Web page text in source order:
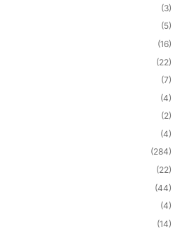
(3)
(5)
(16)
(22)
(7)
(4)
(2)
(4)
(284)
(22)
(44)
(4)
(14)